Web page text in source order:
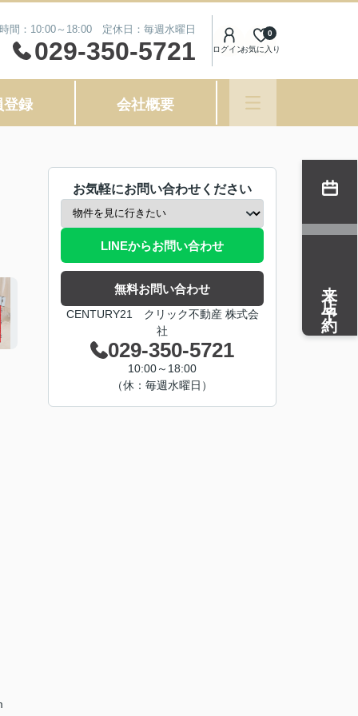
間：10:00～18:00 定休日：毎週水曜日
029-350-5721 ログインお気に入り
0
登録 会社概要
お気軽にお問い合わせください
LINEからお問い合わせ
無料お問い合わせ
CENTURY21 クリック不動産 株式会
社
029-350-5721
10:00～18:00
（休：毎週水曜日）
来店予約